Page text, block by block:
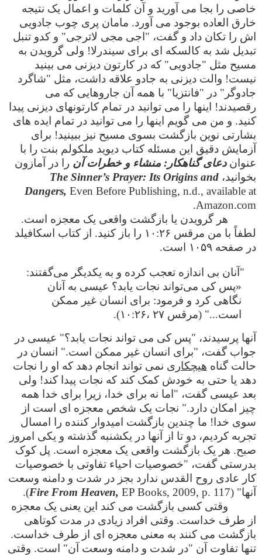
خاصی را بجا می آورید و آن کلمات و اعمال یک نتیجه
خارق العاده بوجود می آورد. مامان پری چوب جادویی
اش را تکان داد و گفت، "اجی مجی لاترجی" و کدو تنبل
تبدیل شد به کالسکه ای برای سیندرلا! ولی گرویدن به
مسیح مثل "جادویی" که در کارتون دیزنی می بینید
نیست! والت دیزنی به جادو علاقه داشت، مثل "شاگرد
جادوگر" در "فانتزیا" با همه آن جاروهایی که می
رقصیدند! اینها را می توانید در تمام کارتونهای دیزنی پیدا
کنید. و من می گویم اینها را می توانید در تمام ایده های
بشارتی نوین بازگشت بسوی مسیح نیز ببینید! برای
آزمایش دقیق این مسئله کتاب دیوید ملکولم بنت را با
عنواندعای گناهکار: منشاء و خطرات آن را در آمازون
بخوانید، The Sinner’s Prayer: Its Origins and
Dangers, Even Before Publishing, n.d., available at
Amazon.com.
هر گرویدن یا بازگشت واقعی یک معجزه است.
لطفاً با من مرقس ۱۰:۲۶ را باز کنید. از کتاب اسکافیلد
در صفحه ۱۰۵۹ است.
"آنان بی اندازه تعجب کرده و به یکدیگر می‌گفتند:
«پس کی می‌تواند نجات یابد‌؟ عیسی به آنان
نگاهی کرد و فرمود: برای انسان غیر ممکن
است..." (مرقس ۲۷ ،۱۰:۲۶).
آنها پرسیدند، "پس کی می تواند نجات یابد؟" عیسی در
جواب گفت، "برای انسان غیر ممکن است." انسان در
حالت گناه هیچکاری نمی تواند انجام دهد که او را نجات
دهد یا حتی به خودش کمک کند که نجات پیدا کند! ولی
بعد عیسی گفت، "اما نه برای خدا، زیرا برای خدا همه
چیز امکان دارد‌‌." نجات یک شخص معجزه ای است از
سوی خدا! ما چندین بازگشت امیدوار کننده را امسال
تجربه کردیم، دو تا از آنها در یکشنبه گذشته و یکی امروز
صبح. هر یک بازگشت واقعی یک معجزه است. پل کوک
بدرستی گفت، "خصوصیات احیاء تفاوتی با خصوصیات
کار عادی روح القدس ندارد بجز در شدت و دامنه وسعت
آنها" (
Fire From Heaven, EP Books, 2009, p. 117).
وقتی کسی بازگشت می کند این یعنی یک معجزه
از طرف خداست. وقتی افراد زیادی در مدت کوتاهی
بازگشت می کنند به معنی معجزه ای از طرف خداست.
تنها تفاوت آن "در شدت و دامنه وسعت آن" است. وقتی